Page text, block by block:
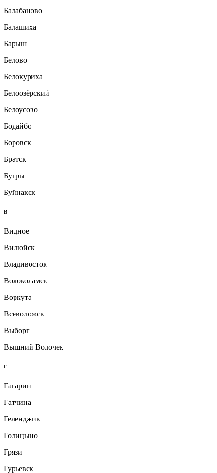
Балабаново
Балашиха
Барыш
Белово
Белокуриха
Белоозёрский
Белоусово
Бодайбо
Боровск
Братск
Бугры
Буйнакск
В
Видное
Вилюйск
Владивосток
Волоколамск
Воркута
Всеволожск
Выборг
Вышний Волочек
Г
Гагарин
Гатчина
Геленджик
Голицыно
Грязи
Гурьевск